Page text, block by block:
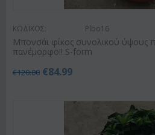
ΚΩΔΙΚΟΣ: Plbo16
Μπονσάι φίκος συνολικού ύψους
πανέμορφο!! S-form
€120.00 €84.99